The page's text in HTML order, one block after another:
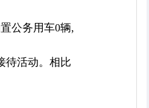
公务用车0辆,
待活动。相比